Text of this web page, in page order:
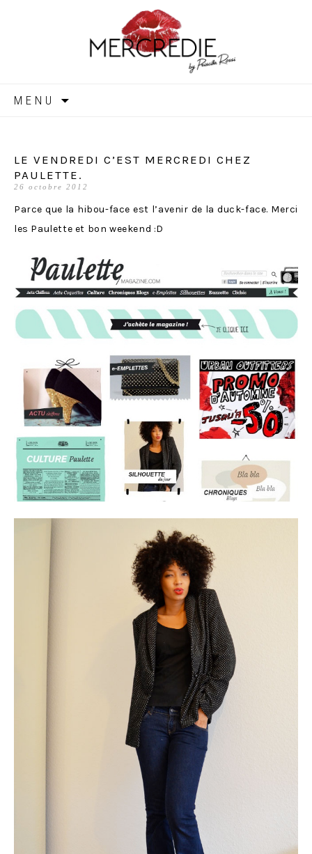
MERCREDIE
MENU
LE VENDREDI C’EST MERCREDI CHEZ
PAULETTE.
26 octobre 2012
Parce que la hibou-face est l’avenir de la duck-face. Merci
les Paulette et bon weekend :D